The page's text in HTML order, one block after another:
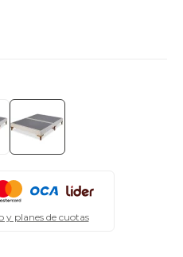
y planes de cuotas